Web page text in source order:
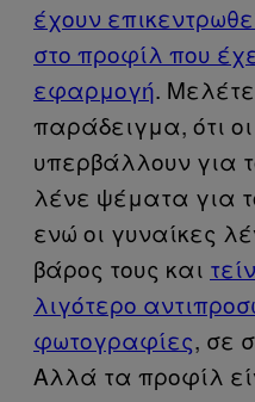
έχουν
στο προφίλ που
εφαρμογή.
παράδειγμα, ότι
υπερβάλλουν για
λένε ψέματα για
ενώ οι γυναίκες
βάρος τους και
λιγότερο
φωτογραφίες, σε
Αλλά τα προφίλ